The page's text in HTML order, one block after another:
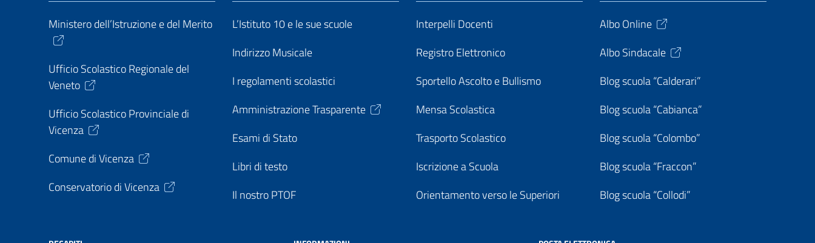
Ministero dell’Istruzione e del Merito
Ufficio Scolastico Regionale del
Veneto
Ufficio Scolastico Provinciale di
Vicenza
Comune di Vicenza
Conservatorio di Vicenza
L’Istituto 10 e le sue scuole
Indirizzo Musicale
I regolamenti scolastici
Amministrazione Trasparente
Esami di Stato
Libri di testo
Il nostro PTOF
Interpelli Docenti
Registro Elettronico
Sportello Ascolto e Bullismo
Mensa Scolastica
Trasporto Scolastico
Iscrizione a Scuola
Orientamento verso le Superiori
Albo Online
Albo Sindacale
Blog scuola “Calderari”
Blog scuola “Cabianca”
Blog scuola “Colombo”
Blog scuola “Fraccon”
Blog scuola “Collodi”